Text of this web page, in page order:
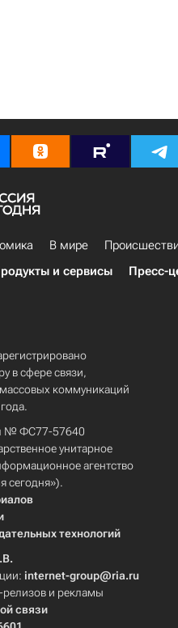
В мире
и сервисы Пресс-
в сфере связи,
коммуникаций
№ ФС77-57640
унитарное
агентство
сегодня»).
технологий
internet-group@ria.ru
и рекламы
связи